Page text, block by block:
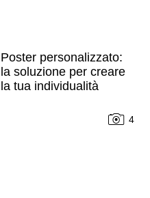
Poster personalizzato:
la soluzione per creare
la tua individualità
4